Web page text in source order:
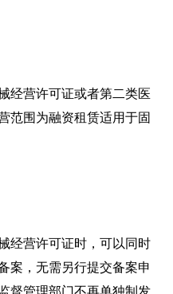
经营许可证或者第二类医
范围为融资租赁适用于固
经营许可证时，可以同时
案，无需另行提交备案申